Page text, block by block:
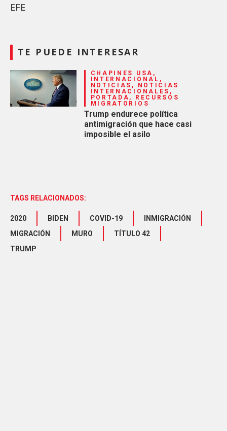
EFE
TE PUEDE INTERESAR
CHAPINES USA,
INTERNACIONAL,
NOTICIAS, NOTICIAS
INTERNACIONALES,
PORTADA, RECURSOS
MIGRATORIOS
Trump endurece política
antimigración que hace casi
imposible el asilo
TAGS RELACIONADOS:
2020 BIDEN COVID-19
INMIGRACIÓN
MIGRACIÓN
MURO
TÍTULO 42
TRUMP